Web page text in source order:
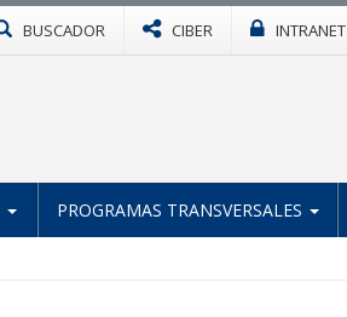
BUSCADOR CIBER INTRANET
PROGRAMAS TRANSVERSALES